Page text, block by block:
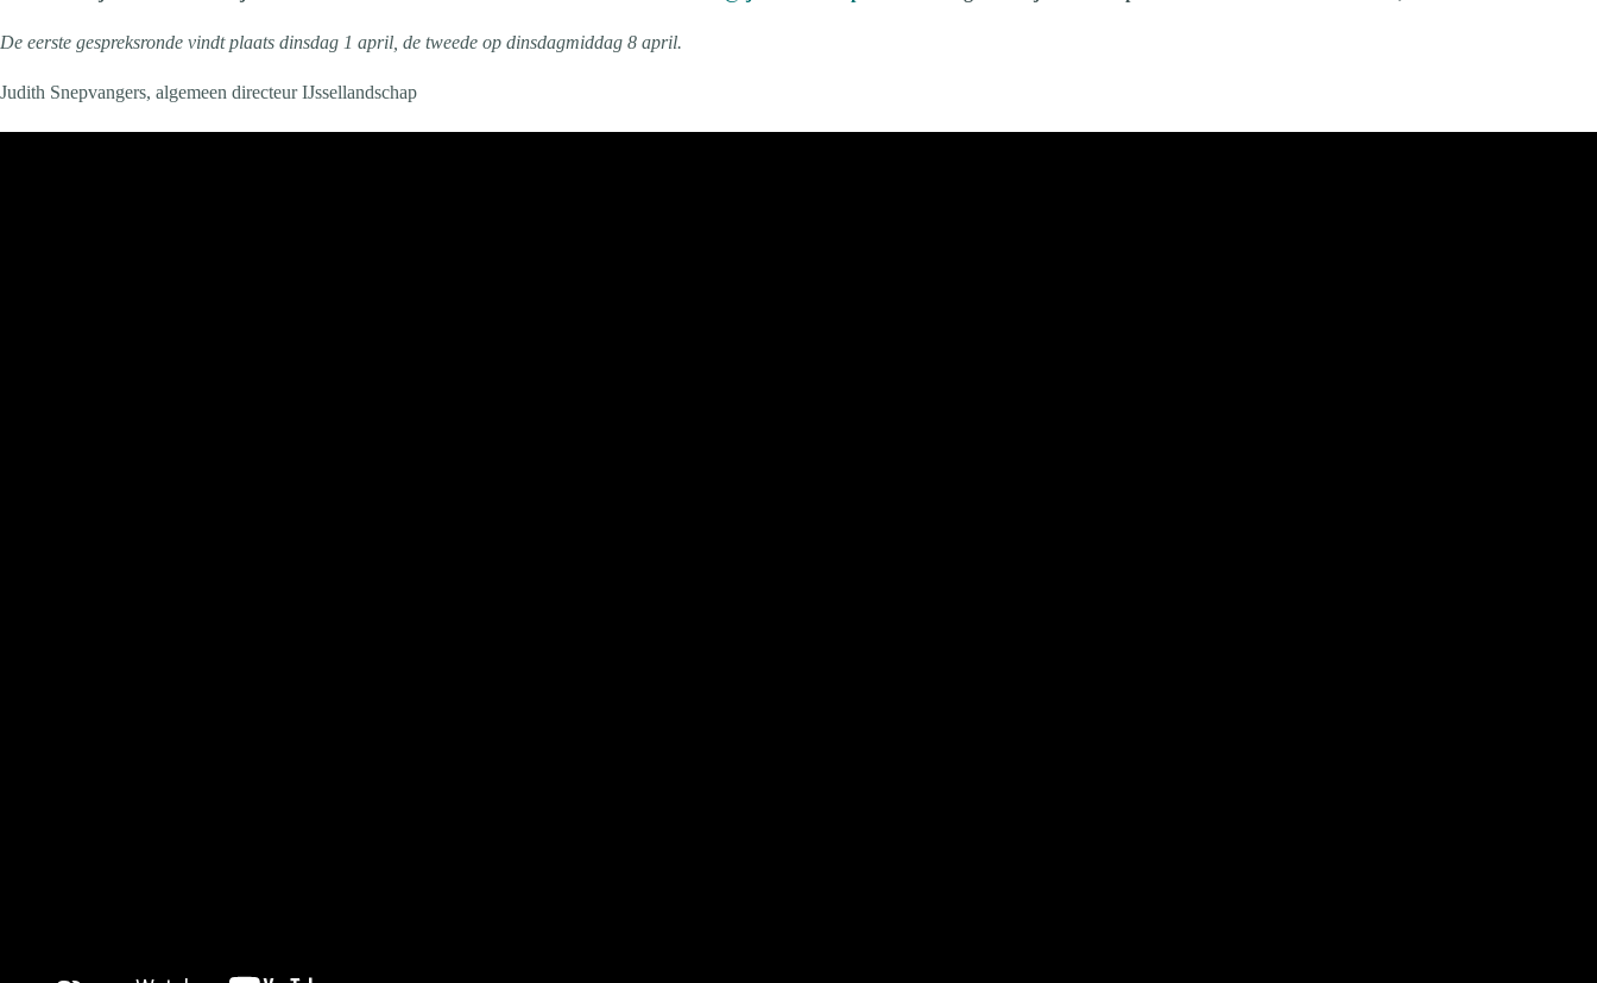
De eerste gespreksronde vindt plaats dinsdag 1 april, de tweede op dinsdagmiddag 8 april.
Judith Snepvangers, algemeen directeur IJssellandschap